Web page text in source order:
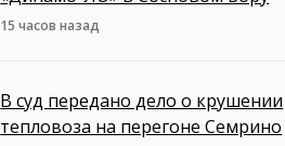
15 часов назад
В суд передано дело о крушении
тепловоза на перегоне Семрино